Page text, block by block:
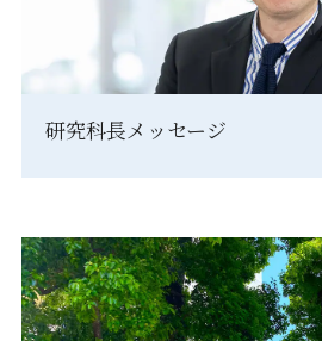
研究科長メッセージ